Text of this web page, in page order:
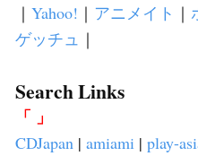
｜ Yahoo! ｜ アニメイト ｜
ゲッチュ ｜
Search Links
「 」
CDJapan | amiami | play-